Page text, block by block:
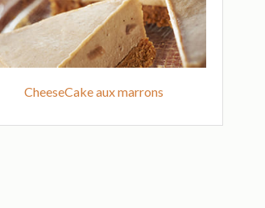
CheeseCake aux marrons